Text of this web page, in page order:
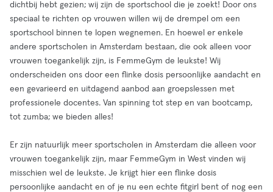
dichtbij hebt gezien; wij zijn de sportschool die je zoekt! Door ons
speciaal te richten op vrouwen willen wij de drempel om een
sportschool binnen te lopen wegnemen. En hoewel er enkele
andere sportscholen in Amsterdam bestaan, die ook alleen voor
vrouwen toegankelijk zijn, is FemmeGym de leukste! Wij
onderscheiden ons door een flinke dosis persoonlijke aandacht en
een gevarieerd en uitdagend aanbod aan groepslessen met
professionele docentes. Van spinning tot step en van bootcamp,
tot zumba; we bieden alles!
Er zijn natuurlijk meer sportscholen in Amsterdam die alleen voor
vrouwen toegankelijk zijn, maar FemmeGym in West vinden wij
misschien wel de leukste. Je krijgt hier een flinke dosis
persoonlijke aandacht en of je nu een echte fitgirl bent of nog een